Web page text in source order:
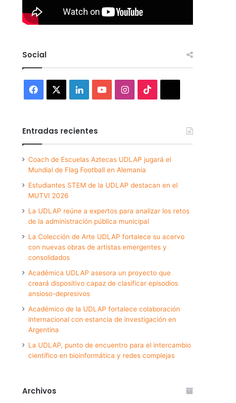
Social
Facebook LinkedInYouTubeInstagram
Entradas recientes
Coach de Escuelas Aztecas UDLAP jugará el
Mundial de Flag Football en Alemania
Estudiantes STEM de la UDLAP destacan en el
MUTVI 2026
La UDLAP reúne a expertos para analizar los retos
de la administración pública municipal
La Colección de Arte UDLAP fortalece su acervo
con nuevas obras de artistas emergentes y
consolidados
Académica UDLAP asesora un proyecto que
creará dispositivo capaz de clasificar episodios
ansioso-depresivos
Académico de la UDLAP fortalece colaboración
internacional con estancia de investigación en
Argentina
La UDLAP, punto de encuentro para el intercambio
científico en bioinformática y redes complejas
Archivos